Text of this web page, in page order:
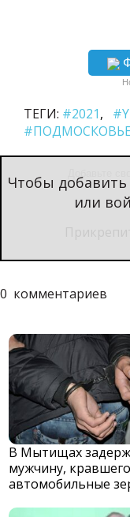
ТЕГИ: #2021
#ПОДМОСКОВЬЕ
Чтобы
или
0 комментариев
В Мытищах
мужчину, кравшего
автомобильные